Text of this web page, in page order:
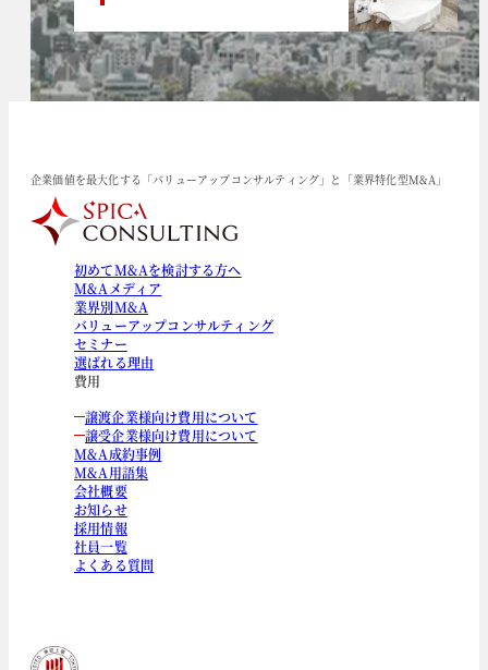
企業価値を最大化する「バリューアップコンサルティング」と「業界特化型M&A」
初めてM&Aを検討する方へ
M&Aメディア
業界別M&A
バリューアップコンサルティング
セミナー
選ばれる理由
費用
譲渡企業様向け費用について
譲受企業様向け費用について
M&A成約事例
M&A用語集
会社概要
お知らせ
採用情報
社員一覧
よくある質問